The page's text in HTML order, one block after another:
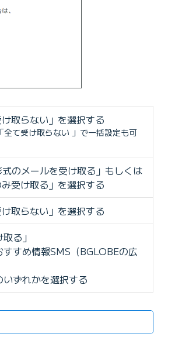
取らない」を選択する
全て受け取らない 」で一括設定も可
のメールを受け取る」もしくは
受け取る」を選択する
取らない」を選択する
る」
すすめ情報SMS（BGLOBEの広
いずれかを選択する